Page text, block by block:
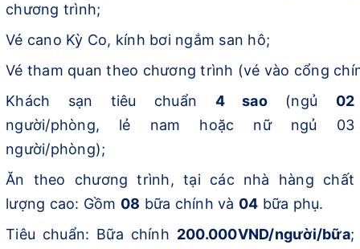
chương trình;
Vé cano Kỳ Co, kính bơi ngắm san hô;
Vé tham quan theo chương trình (vé vào cổng
Khách sạn tiêu chuẩn 4 sao(ngủ 02
người/phòng, lẻ nam hoặc nữ ngủ 03
người/phòng);
Ăn theo chương trình, tại các nhà hàng chất
lượng cao: Gồm 08 bữa chính và 04 bữa phụ.
Tiêu chuẩn: Bữa chính 200.000VND/người/bữa;